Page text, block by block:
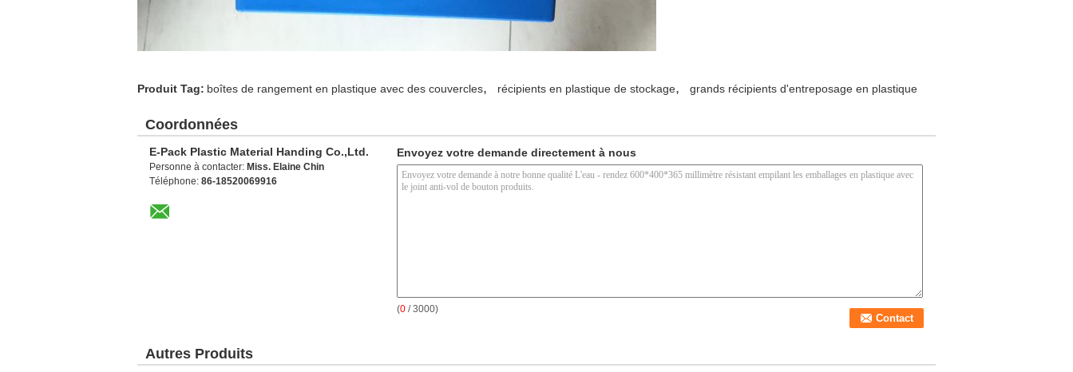
Produit Tag: boîtes de rangement en plastique avec des couvercles, récipients en plastique de stockage, grands récipients d'entreposage en plastique
Coordonnées
E-Pack Plastic Material Handing Co.,Ltd.
Personne à contacter: Miss. Elaine Chin
Téléphone: 86-18520069916
Envoyez votre demande directement à nous
(0 / 3000)
Autres Produits